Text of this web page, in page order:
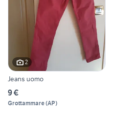
2
Jeans uomo
9 €
Grottammare(AP)